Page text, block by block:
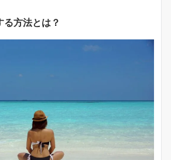
方法とは？